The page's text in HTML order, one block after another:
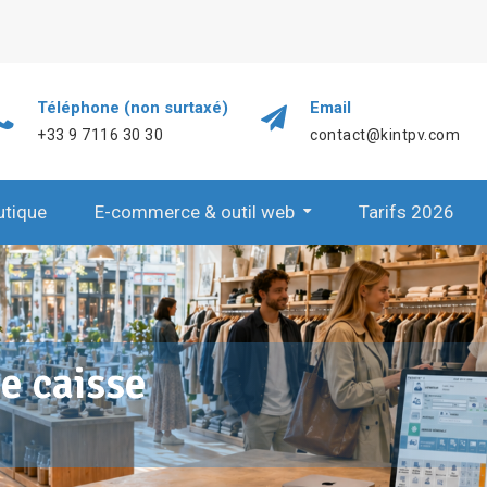
Téléphone (non surtaxé)
+33 9 7116 30 30
Email
contact@kintpv.com
E-commerce & outil web Tarifs 2026
caisse